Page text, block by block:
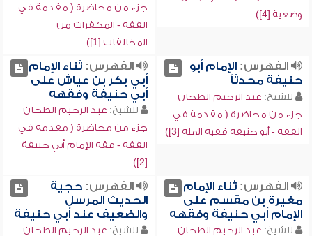
وضعية [4])
جزء من محاضرة ( مقدمة في
الفقه - المكفرات من
المخالفات [1])
الفهرس:الإمام أبو
حنيفة محدثاً
للشيخ: عبد الرحيم الطحان
جزء من محاضرة ( مقدمة في
الفقه - أبو حنيفة فقيه الملة [3])
الفهرس:ثناء الإمام
أبي بكر بن عياش على
أبي حنيفة وفقهه
للشيخ: عبد الرحيم الطحان
جزء من محاضرة ( مقدمة في
الفقه - فقه الإمام أبي حنيفة
[2])
الفهرس:ثناء الإمام
مغيرة بن مقسم على
الإمام أبي حنيفة وفقهه
للشيخ: عبد الرحيم الطحان
الفهرس:حجية
الحديث المرسل
والضعيف عند أبي حنيفة
للشيخ: عبد الرحيم الطحان